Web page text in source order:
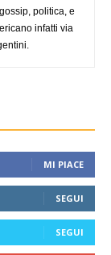
politica, e
infatti via
MI PIACE
SEGUI
SEGUI